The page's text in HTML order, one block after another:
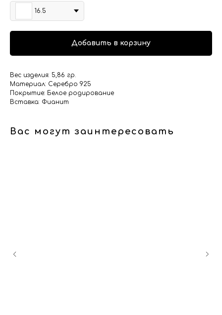
16.5
Добавить в корзину
Вес изделия: 5,86 гр.
Материал: Серебро 925
Покрытие: Белое родирование
Вставка: Фианит
Вас могут заинтересовать